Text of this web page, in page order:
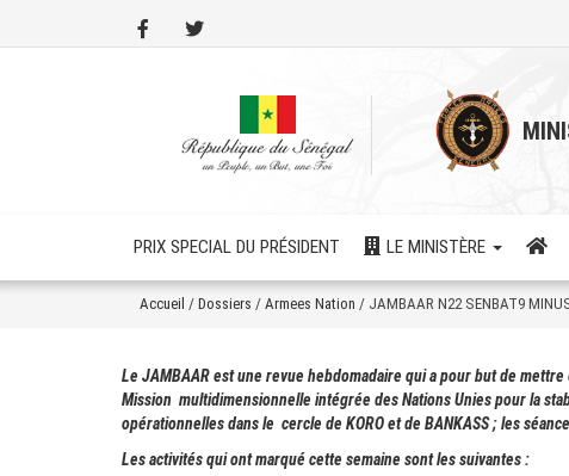
PRIX SPECIAL DU PRÉSIDENT LE MINISTÈRE
Accueil / Dossiers / Armees Nation / JAMBAAR N22 SENBAT9
Le JAMBAAR est une revue hebdomadaire qui a pour but de
Mission multidimensionnelle intégrée des Nations Unies pour la
opérationnelles dans le cercle de KORO et de BANKASS ; les
Les activités qui ont marqué cette semaine sont les suivantes :